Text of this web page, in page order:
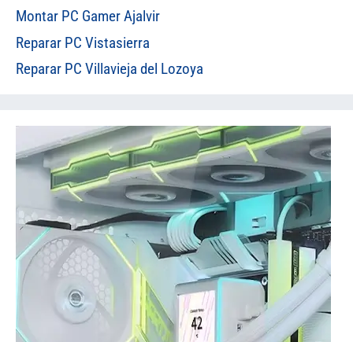
Montar PC Gamer Ajalvir
Reparar PC Vistasierra
Reparar PC Villavieja del Lozoya